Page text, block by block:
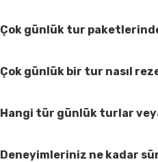
Çok günlük tur
Çok günlük bir tur nasıl
Hangi tür günlük turlar
Deneyimleriniz ne kadar